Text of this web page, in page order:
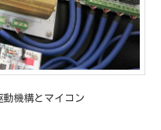
動機構とマイコン